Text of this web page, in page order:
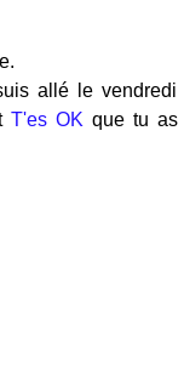
allé le
T'es OK que tu as